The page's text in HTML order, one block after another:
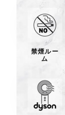
禁煙ルー
ム